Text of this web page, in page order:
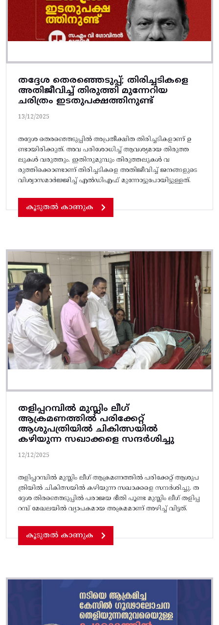
തദ്ദേശ തെരഞ്ഞെടുപ്പ്; തിരിച്ചടികളെ
അതിജീവിച്ച്‌ തിരുത്തി മുന്നേറിയ
ചരിത്രം ഇടതുപക്ഷത്തിനുണ്ട്
13/12/2025
തദ്ദേശ തെരഞ്ഞെടുപ്പില്‍ അപ്രതീക്ഷിത തിരിച്ചടികളാണ് ഉ
ണ്ടായിരിക്കുത്. അവ പരിശോധിച്ച് ആവശ്യമായ തിരുത്ത
ലുകൾ വരുത്തും. ഇതിനുമുമ്പും തിരുത്തലുകള്‍ വ
രുത്തിക്കൊണ്ടാണ്‌ തിരിച്ചടികളെ അതിജീവിച്ച്‌ ജനങ്ങളുടെ
വിശ്വാസമാര്‍ജ്ജിച്ച്‌ എല്‍ഡിഎഫ്‌ മുന്നോട്ടുപോയിട്ടുള്ളത്‌.
കൂടുതൽ കാണുക
തളിപ്പറമ്പിൽ മുസ്ലിം ലീഗ്
ആക്രമണത്തിൽ പരിക്കേറ്റ്
ആശുപത്രിയിൽ ചികിത്സയിൽ
കഴിയുന്ന സഖാക്കളെ സന്ദർശിച്ചു
12/12/2025
തളിപ്പറമ്പിൽ മുസ്ലിം ലീഗ് ആക്രമണത്തിൽ പരിക്കേറ്റ് ആശുപ
ത്രിയിൽ ചികിത്സയിൽ കഴിയുന്ന സഖാക്കളെ സന്ദർശിച്ചു. ത
ദ്ദേശ തിരഞ്ഞെടുപ്പിൽ പരാജയ ഭീതി പൂണ്ട മുസ്ലിം ലീഗ് തളിപ്പ
റമ്പ് മേഖലയിൽ വ്യാപകമായ അക്രമമാണ് അഴിച്ച് വിട്ടത്.
കൂടുതൽ കാണുക